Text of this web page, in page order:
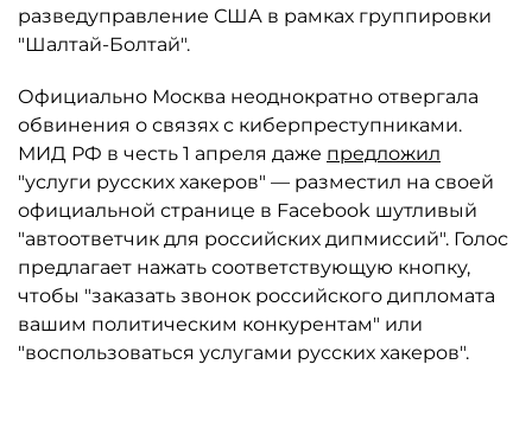
разведуправление США в рамках группировки
"Шалтай-Болтай".
Официально Москва неоднократно отвергала
обвинения о связях с киберпреступниками.
МИД РФ в честь 1 апреля даже предложил
"услуги русских хакеров" — разместил на своей
официальной странице в Facebook шутливый
"автоответчик для российских дипмиссий". Голос
предлагает нажать соответствующую кнопку,
чтобы "заказать звонок российского дипломата
вашим политическим конкурентам" или
"воспользоваться услугами русских хакеров".